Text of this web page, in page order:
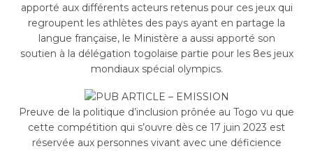
apporté aux différents acteurs retenus pour ces jeux qui
regroupent les athlètes des pays ayant en partage la
langue française, le Ministère a aussi apporté son
soutien à la délégation togolaise partie pour les 8es jeux
mondiaux spécial olympics.
Preuve de la politique d’inclusion prônée au Togo vu que
cette compétition qui s’ouvre dès ce 17 juin 2023 est
réservée aux personnes vivant avec une déficience